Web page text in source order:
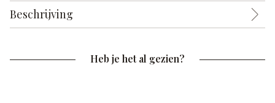
Beschrijving
Heb je het al gezien?